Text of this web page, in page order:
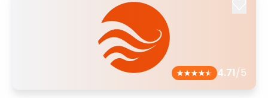
4.71/5